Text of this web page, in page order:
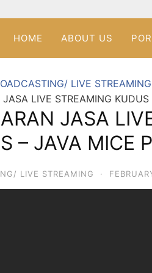
HOME ABOUT US
LIVE STREAMING
JASA LIVE STREAMING
JASA
– JAVA MICE
LIVE STREAMING ·